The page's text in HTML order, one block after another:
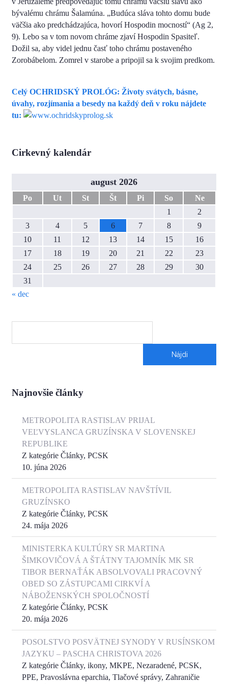
bývalému chrámu Šalamúna. „Budúca sláva tohto domu bude
väčšia ako predchádzajúca, hovorí Hospodin mocností“ (Аg 2,
9). Lebo sa v tom novom chráme zjaví Hospodin Spasiteľ.
Dožil sa, aby videl jednu časť toho chrámu postaveného
Zorobábelom. Zomrel v starobe a pripojil sa k svojim predkom.
Celý OCHRIDSKÝ PROLÓG: Životy svátych, básne,
úvahy, rozjímania a besedy na každý deň v roku nájdete
tu:
Cirkevný kalendár
august 2026
Po Ut St Št Pi So
Ne
1
2
3
4 5 6 7 8
9
10
11 12 13 14 15
16
17
18 19 20 21 22
23
24
25 26 27 28 29
30
31
« dec
Najnovšie články
METROPOLITA RASTISLAV PRIJAL
VEĽVYSLANCA GRUZÍNSKA V SLOVENSKEJ
REPUBLIKE
Z kategórie Články, PCSK
10. júna 2026
METROPOLITA RASTISLAV NAVŠTÍVIL
GRUZÍNSKO
Z kategórie Články, PCSK
24. mája 2026
MINISTERKA KULTÚRY SR MARTINA
ŠIMKOVIČOVÁ A ŠTÁTNY TAJOMNÍK MK SR
TIBOR BERNAŤÁK ABSOLVOVALI PRACOVNÝ
OBED SO ZÁSTUPCAMI CIRKVÍ A
NÁBOŽENSKÝCH SPOLOČNOSTÍ
Z kategórie Články, PCSK
20. mája 2026
POSOLSTVO POSVÄTNEJ SYNODY V RUSÍNSKOM
JAZYKU – PASCHA CHRISTOVA 2026
Z kategórie Články, ikony, MKPE, Nezaradené, PCSK,
PPE, Pravoslávna eparchia, Tlačové správy, Zahraničie